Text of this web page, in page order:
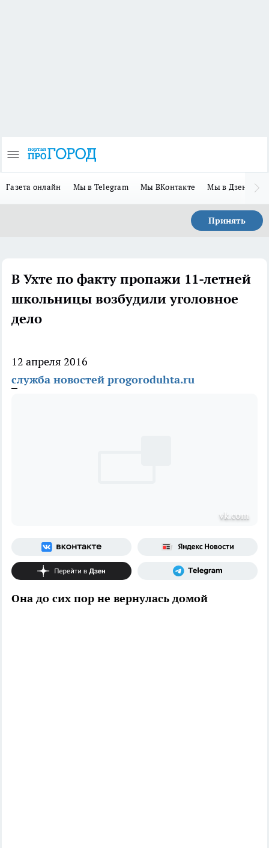
Газета онлайн Мы в Telegram Мы ВКонтакте Мы в Дзене
Принять
В Ухте по факту пропажи 11-летней
школьницы возбудили уголовное
дело
12 апреля 2016
служба новостей progoroduhta.ru
vk.com
Она до сих пор не вернулась домой